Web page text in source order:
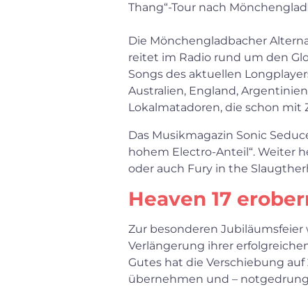
Thang“-Tour nach
Die Mönchengladbacher
reitet im Radio rund um den
Songs des aktuellen
Australien, England,
Lokalmatadoren, die schon mit
Das Musikmagazin Sonic
hohem Electro-Anteil“. Weiter
oder auch Fury in the
Heaven 17
Zur besonderen Jubiläumsfeier
Verlängerung ihrer
Gutes hat die Verschiebung
übernehmen und –